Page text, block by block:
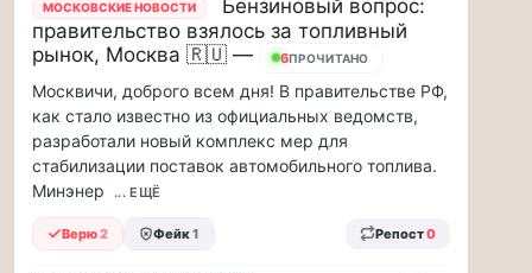
Москве
Чайковского!…
Друзья,
приглашаем
на
музыкальную
прогулку
по
Москве
и
инсайды
Москвы
МОСКОВСКИЕ НОВОСТИ
Бензиновый вопрос:
правительство взялось за топливный
рынок, Москва 🇷🇺 —
6ПРОЧИТАНО
Москвичи, доброго всем дня! В правительстве РФ,
как стало известно из официальных ведомств,
разработали новый комплекс мер для
стабилизации поставок автомобильного топлива.
Минэнер
... ЕЩЁ
Верю2 Фейк1 Репост0